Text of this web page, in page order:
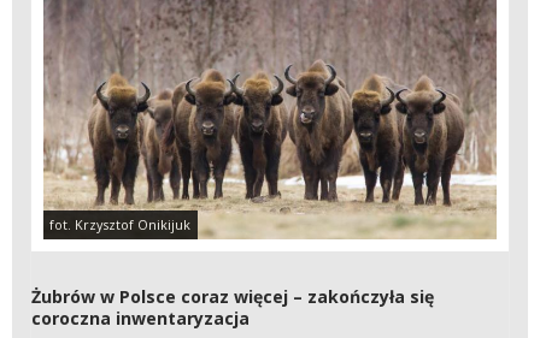
fot. Krzysztof Onikijuk
Żubrów w Polsce coraz więcej – zakończyła się
coroczna inwentaryzacja